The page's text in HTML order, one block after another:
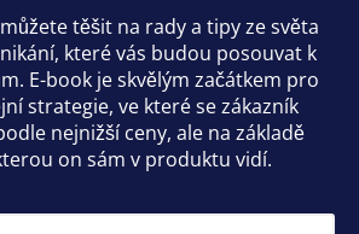
těšit na rady a tipy ze světa
které vás budou posouvat k
E-book je skvělým začátkem pro
strategie, ve které se zákazník
nejnižší ceny, ale na základě
on sám v produktu vidí.